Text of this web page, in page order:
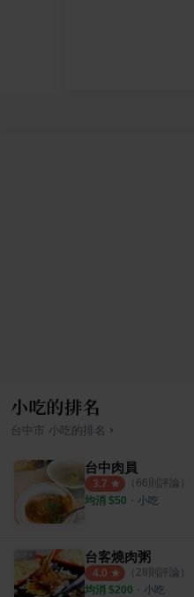
小吃的排名
台中市 小吃 的排名 ›
台中肉員
3.7 （ 66則評論）
均消 $50 ・ 小吃
台客燒肉粥
4.0 （ 28則評論）
均消 $200 ・ 小吃